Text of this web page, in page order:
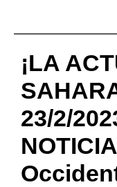
¡LA
23/2/